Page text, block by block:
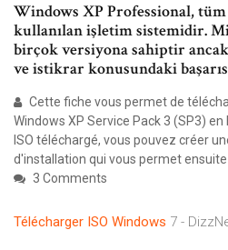
Windows XP Professional,
kullanılan işletim sistemidir.
birçok versiyona sahiptir
ve istikrar konusundaki
Cette fiche vous permet de
Windows XP Service Pack 3 (SP3)
ISO téléchargé, vous pouvez créer
d'installation qui vous permet ensuite
3 Comments
Télécharger ISO Windows 7 -